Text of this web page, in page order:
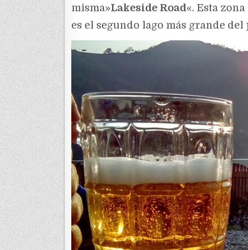
misma»Lakeside Road«. Esta
es el segundo lago más grande del